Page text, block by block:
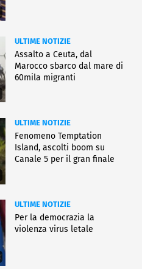
ULTIME NOTIZIE
Assalto a Ceuta, dal
Marocco sbarco dal mare di
60mila migranti
ULTIME NOTIZIE
Fenomeno Temptation
Island, ascolti boom su
Canale 5 per il gran finale
ULTIME NOTIZIE
Per la democrazia la
violenza virus letale